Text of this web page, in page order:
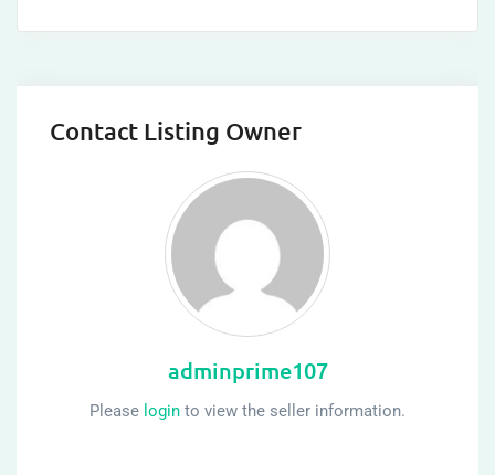
Contact Listing Owner
adminprime107
Please login to view the seller information.